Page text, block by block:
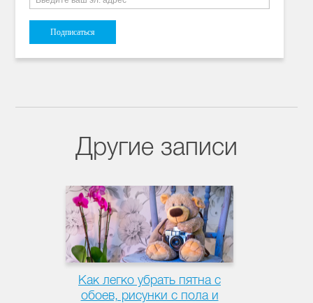
Другие записи
Как легко убрать пятна с
обоев, рисунки с пола и